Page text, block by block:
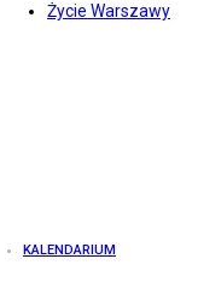
Życie Warszawy
KALENDARIUM